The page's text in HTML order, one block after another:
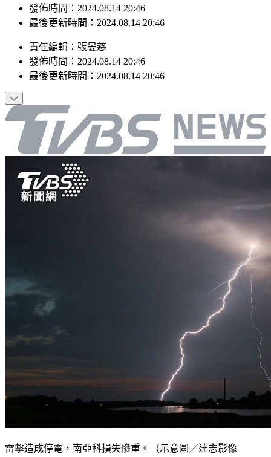
發佈時間：2024.08.14 20:46
最後更新時間：2024.08.14 20:46
責任編輯 ： 張晏慈
發佈時間： 2024.08.14 20:46
最後更新時間： 2024.08.14 20:46
雷擊造成停電，南亞科損失慘重。（示意圖／達志影像